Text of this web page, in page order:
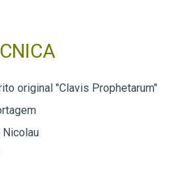
original "Clavis Prophetarum"
Nicolau